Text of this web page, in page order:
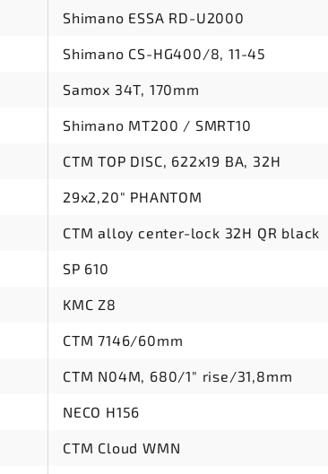
Shimano ESSA RD-U2000
Shimano CS-HG400/8, 11-45
Samox 34T, 170mm
Shimano MT200 / SMRT10
CTM TOP DISC, 622x19 BA, 32H
29x2,20" PHANTOM
CTM alloy center-lock 32H QR black
SP 610
KMC Z8
CTM 7146/60mm
CTM N04M, 680/1" rise/31,8mm
NECO H156
CTM Cloud WMN